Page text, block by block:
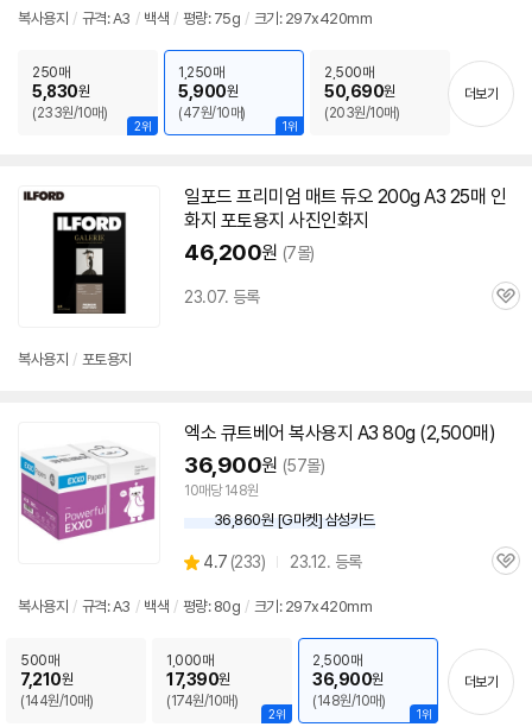
점
리
뷰
복사용지 / 규격:A3 / 백색 / 평량: 75g / 크기: 297x420mm
2위
250매
5,830원
(233원/10매)
1위
1,250매
5,900원
(47원/10매)
2,500매
50,690원
(203원/10매)
더보기
일포드 프리미엄 매트 듀오 200g A3 25매 인
화지 포토용지 사진인화지
46,200원 (7몰)
23.07. 등록
관
복사용지 / 포토용지
엑소 큐트베어 복사용지 A3 80g (2,500매)
36,900원 (57몰)
10매당 148원
36,860원 [G마켓] 삼성카드
별
점
4.7 (상
리
233) 23.12. 등록
관
복사용지 / 규격:A3 / 백색 / 평량: 80g / 크기: 297x420mm
500매
7,210원
(144원/10매)
2위
1,000매
17,390원
(174원/10매)
1위
2,500매
36,900원
(148원/10매)
더보기
세부정보 열기/접기